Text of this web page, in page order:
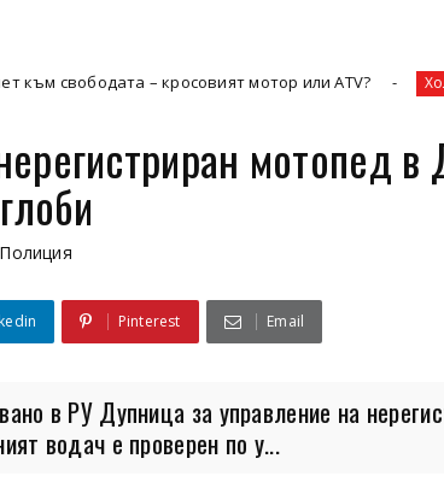
– кросовият мотор или ATV? Холивуд
мотопед в
Полиция
Pinterest Email
в РУ Дупница за управление на
водач е проверен по у...